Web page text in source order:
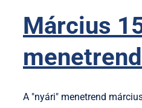
Március
A "nyári" menetrend